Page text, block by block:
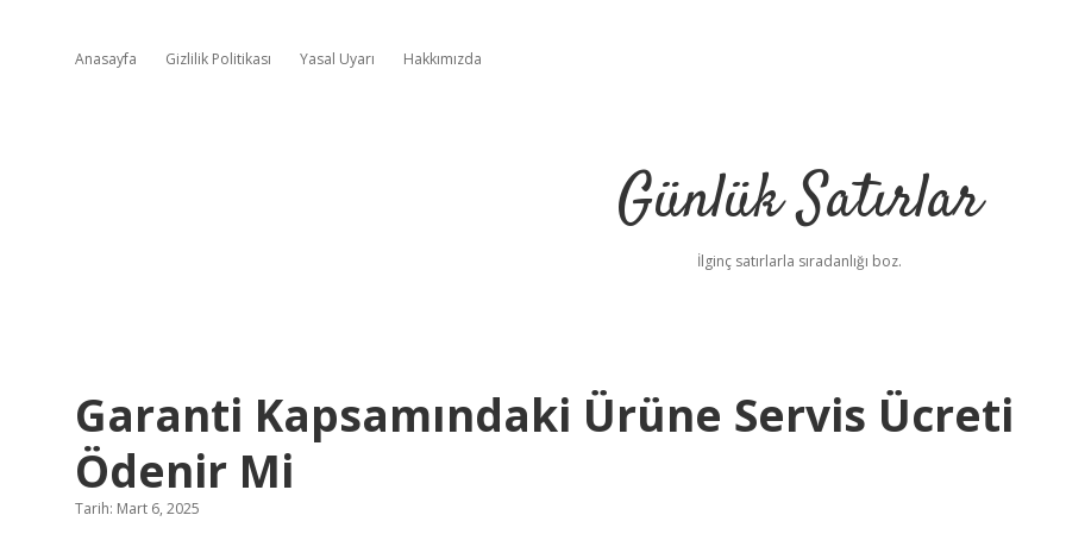
Anasayfa Gizlilik Politikası Yasal Uyarı Hakkımızda
Günlük Satırlar
İlginç satırlarla sıradanlığı boz.
Garanti Kapsamındaki Ürüne Servis Ücreti
Ödenir Mi
Tarih: Mart 6, 2025